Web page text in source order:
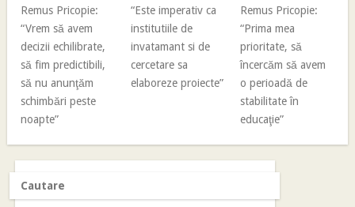
Remus Pricopie:
“Vrem să avem
decizii echilibrate,
să fim predictibili,
să nu anunţăm
schimbări peste
noapte”
“Este imperativ ca
institutiile de
invatamant si de
cercetare sa
elaboreze proiecte”
Remus Pricopie:
“Prima mea
prioritate, să
încercăm să avem
o perioadă de
stabilitate în
educaţie”
Cautare